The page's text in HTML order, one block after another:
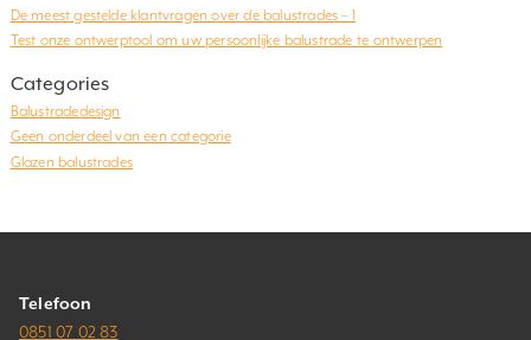
De meest gestelde klantvragen over de balustrades – 1
Test onze ontwerptool om uw persoonlijke balustrade te ontwerpen
Categories
Balustradedesign
Geen onderdeel van een categorie
Glazen balustrades
Telefoon
0851 07 02 83